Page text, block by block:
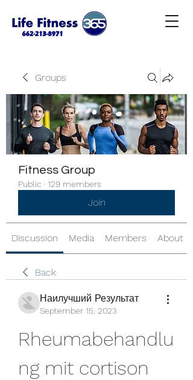
Groups
Fitness Group
Public · 129 members
Join
Discussion Media Members About
Back
Наилучший Результат
September 15, 2023
Rheumabehandlu
ng mit cortison